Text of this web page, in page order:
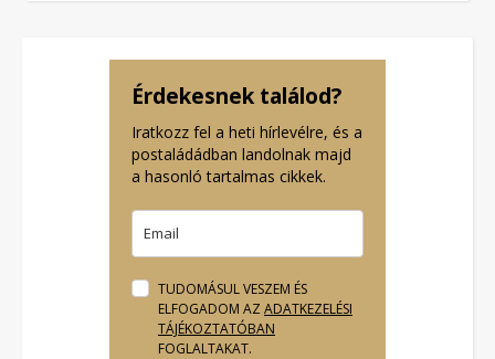
Érdekesnek találod?
Iratkozz fel a heti hírlevélre, és a
postaládádban landolnak majd
a hasonló tartalmas cikkek.
TUDOMÁSUL VESZEM ÉS
ELFOGADOM AZ ADATKEZELÉSI
TÁJÉKOZTATÓBAN
FOGLALTAKAT.